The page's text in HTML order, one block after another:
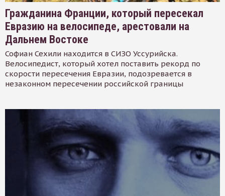
Гражданина Франции, который пересекал
Евразию на велосипеде, арестовали на
Дальнем Востоке
Софиан Сехили находится в СИЗО Уссурийска.
Велосипедист, который хотел поставить рекорд по
скорости пересечения Евразии, подозревается в
незаконном пересечении российской границы